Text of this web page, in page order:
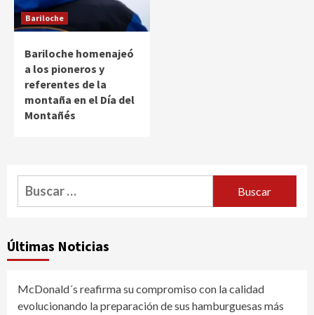
Bariloche
Bariloche homenajeó
a los pioneros y
referentes de la
montaña en el Día del
Montañés
Buscar:
Últimas Noticias
McDonald´s reafirma su compromiso con la calidad
evolucionando la preparación de sus hamburguesas más